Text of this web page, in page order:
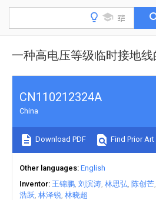
一种高电压等级临时接地
CN110212324A
China
Download PDF Find Prior Art
Other languages English
Inventor 王锦鹏 刘滨涛 林思弘 陈创芒
浩跃 林泽锐 林晓超